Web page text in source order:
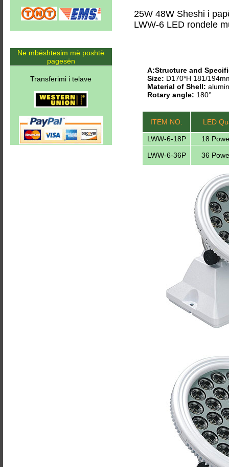
25W 48W Sheshi i
LWW-6 LED rondele
A:Structure and
Size: D170*H 181/
Material of Shell:
Rotary angle: 180°
ITEM NO. LED
LWW-6-18P
18
LWW-6-36P
36
Ne mbështesim më poshtë
pagesën
Transferimi i telave